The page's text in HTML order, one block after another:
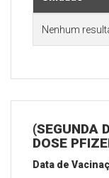
Nenhum
(SEGUNDA
DOSE
Data de